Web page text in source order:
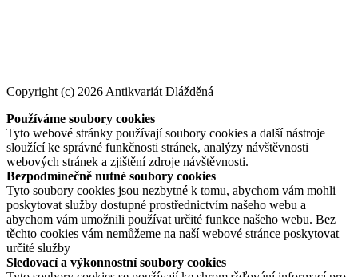
Copyright (c) 2026 Antikvariát Dlážděná
Používáme soubory cookies
Tyto webové stránky používají soubory cookies a další nástroje
sloužící ke správné funkčnosti stránek, analýzy návštěvnosti
webových stránek a zjištění zdroje návštěvnosti.
Bezpodmínečně nutné soubory cookies
Tyto soubory cookies jsou nezbytné k tomu, abychom vám mohli
poskytovat služby dostupné prostřednictvím našeho webu a
abychom vám umožnili používat určité funkce našeho webu. Bez
těchto cookies vám nemůžeme na naší webové stránce poskytovat
určité služby
Sledovací a výkonnostní soubory cookies